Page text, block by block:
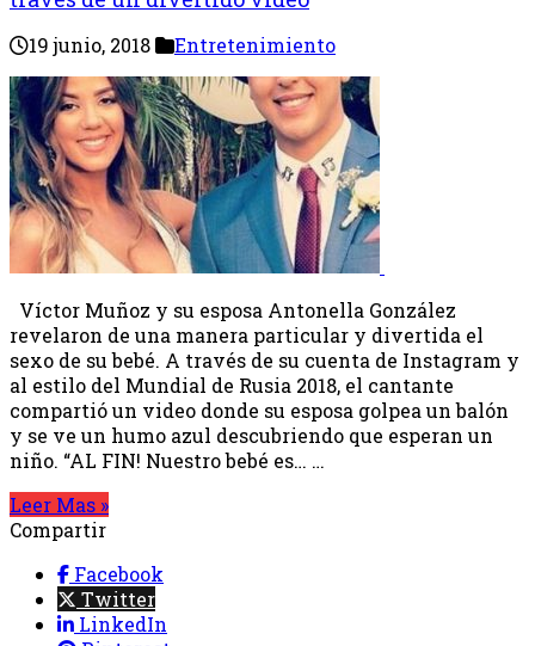
19 junio, 2018 Entretenimiento
Víctor Muñoz y su esposa Antonella González
revelaron de una manera particular y divertida el
sexo de su bebé. A través de su cuenta de Instagram y
al estilo del Mundial de Rusia 2018, el cantante
compartió un video donde su esposa golpea un balón
y se ve un humo azul descubriendo que esperan un
niño. “AL FIN! Nuestro bebé es… …
Leer Mas »
Compartir
Facebook
Twitter
LinkedIn